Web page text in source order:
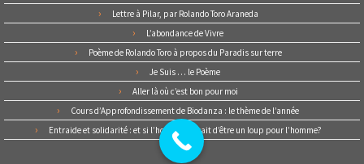
Lettre à Pilar, par Rolando Toro Araneda
L’abondance de Vivre
Poème de Rolando Toro à propos du Paradis sur terre
Je Suis … le Poème
Aller là où c’est bon pour moi
Cours d’Approfondissement de Biodanza : le thème de l’année
Entraide et solidarité : et si l’homme cessait d’être un loup pour l’homme?